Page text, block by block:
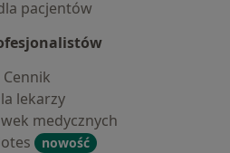
pacjentów
Cennik
lekarzy
medycznych
nowość